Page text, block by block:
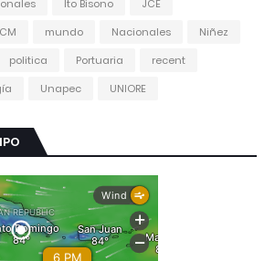
Ito Bisono
JCE
mundo Nacionales
Niñez
politica Portuaria
recent
Unapec UNIORE